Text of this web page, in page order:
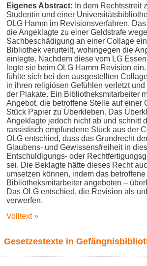
Eigenes Abstract: In dem Rechtsstreit
Studentin und einer
OLG Hamm im Revisionsverfahren.
die Angeklagte zu einer Geldstrafe
Sachbeschädigung an einer Collage
Bibliothek verurteilt, wohingegen die
einlegte. Nachdem diese vom LG
legte sie beim OLG Hamm Revision
fühlte sich bei den ausgestellten
in ihren religiösen Gefühlen verletzt
der Plakate. Ein Bibliotheksmitarbeiter
Angebot, die betroffene Stelle auf einer
Stück Papier zu Überkleben. Das
Angeklagte jedoch nicht ab und schnitt
rassistisch empfundene Stück aus der
OLG entschied, dass das Grundrecht
Glaubens- und Gewissensfreiheit in
Entschuldigungs- oder
sei. Die Beklagte hätte dieses Recht
umsetzen können, indem das
Bibliotheksmitarbeiter angeboten –
Das OLG entschied, die Revision als
verwerfen.
Volltext »
Gesetzestexte in